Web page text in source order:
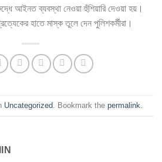
আইনত ব্যবস্থা নেওয়া হুঁশিয়ারি দেওয়া হয়।
হাতে মাস্ক তুলে দেন পুলিশকর্মীরা।
Uncategorized . Bookmark the permalink